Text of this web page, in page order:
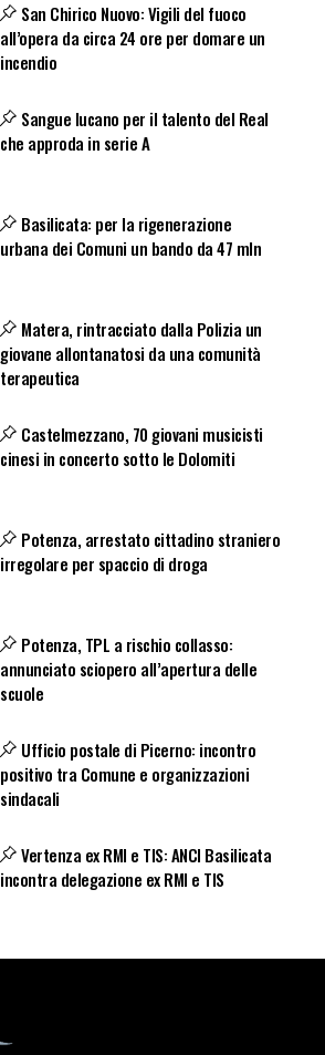
San Chirico Nuovo: Vigili del fuoco
all’opera da circa 24 ore per domare un
incendio
Sangue lucano per il talento del Real
che approda in serie A
Basilicata: per la rigenerazione
urbana dei Comuni un bando da 47 mln
Matera, rintracciato dalla Polizia un
giovane allontanatosi da una comunità
terapeutica
Castelmezzano, 70 giovani musicisti
cinesi in concerto sotto le Dolomiti
Potenza, arrestato cittadino straniero
irregolare per spaccio di droga
Potenza, TPL a rischio collasso:
annunciato sciopero all’apertura delle
scuole
Ufficio postale di Picerno: incontro
positivo tra Comune e organizzazioni
sindacali
Vertenza ex RMI e TIS: ANCI Basilicata
incontra delegazione ex RMI e TIS